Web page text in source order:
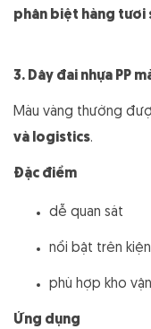
phân biệt hàng tươi
3. Dây đai nhựa PP
Màu vàng thường
và logistics.
Đặc điểm
dễ quan sát
nổi bật trên
phù hợp kho
Ứng dụng